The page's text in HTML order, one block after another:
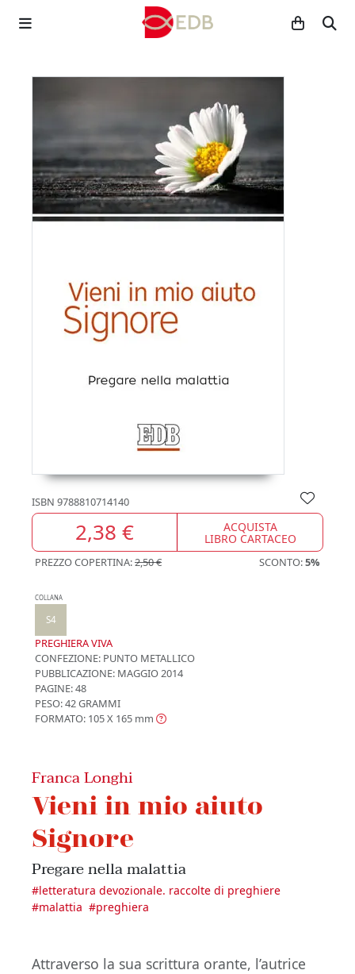
ISBN 9788810714140
2,38 € ACQUISTA
LIBRO CARTACEO
PREZZO COPERTINA:2,50 € SCONTO:5%
COLLANA
S4
PREGHIERA VIVA
CONFEZIONE: PUNTO METALLICO
PUBBLICAZIONE: MAGGIO 2014
PAGINE: 48
PESO: 42 GRAMMI
FORMATO: 105 X 165 mm
Franca Longhi
Vieni in mio aiuto
Signore
Pregare nella malattia
#letteratura devozionale. raccolte di preghiere
#malattia #preghiera
Attraverso la sua scrittura orante, l’autrice